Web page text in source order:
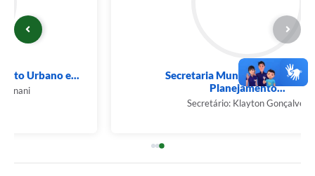
Secretaria Municipal de Governo e
Secretário: Klayton Gonçalves